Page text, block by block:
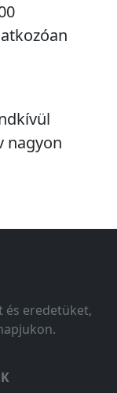
nagyon
és eredetüket,